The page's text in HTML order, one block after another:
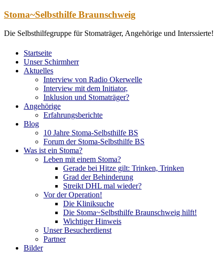
Zum
springen
Stoma~Selbsthilfe Braunschweig
Die Selbsthilfegruppe für Stomaträger, Angehörige und Interssierte!
Startseite
Unser Schirmherr
Aktuelles
Interview von Radio Okerwelle
Interview mit dem Initiator,
Inklusion und Stomaträger?
Angehörige
Erfahrungsberichte
Blog
10 Jahre Stoma-Selbsthilfe BS
Forum der Stoma-Selbsthilfe BS
Was ist ein Stoma?
Leben mit einem Stoma?
Gerade bei Hitze gilt: Trinken, Trinken
Grad der Behinderung
Streikt DHL mal wieder?
Vor der Operation!
Die Kliniksuche
Die Stoma~Selbsthilfe Braunschweig hilft!
Wichtiger Hinweis
Unser Besucherdienst
Partner
Bilder